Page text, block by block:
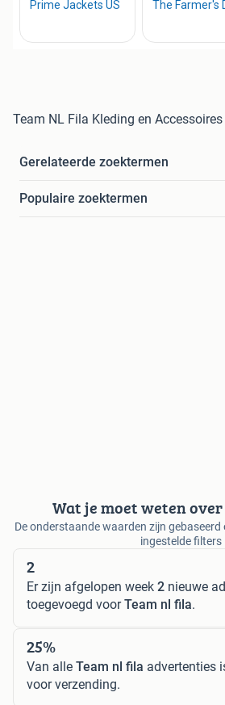
Team NL Fila Kleding en Accessoires
Gerelateerde zoektermen
Populaire zoektermen
Wat je moet weten
De onderstaande waarden zijn
ingestelde filters
2
Er zijn afgelopen week 2 nieuwe
toegevoegd voorTeam nl fila.
25%
Van alle Team nl fila advertenties
voor verzending.